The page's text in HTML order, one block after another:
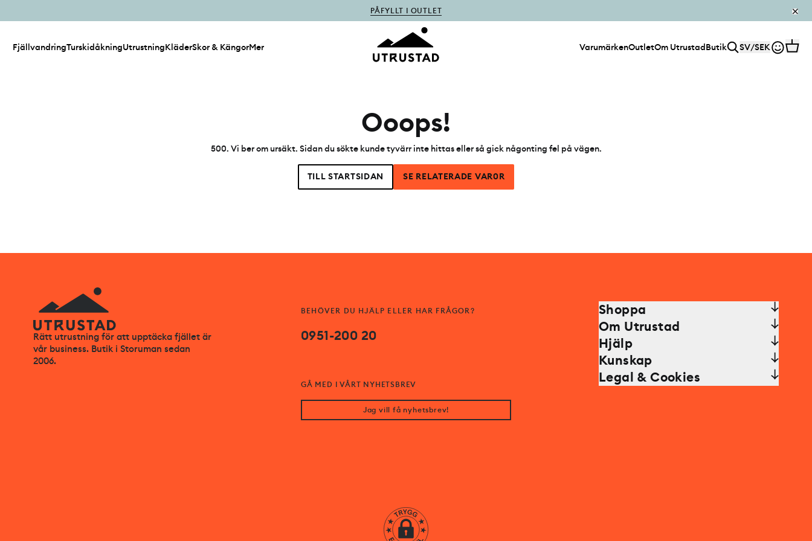
PÅFYLLT I OUTLET
FjällvandringTurskidåkningUtrustningKläderSkor & KängorMer VarumärkenOutletOm UtrustadButik SV/SEK
Ooops!
500. Vi ber om ursäkt. Sidan du sökte kunde tyvärr inte hittas eller så gick någonting fel på vägen.
TILL STARTSIDAN SE RELATERADE VAR0R
Rätt utrustning för att upptäcka fjället är
vår business. Butik i Storuman sedan
2006.
BEHÖVER DU HJÄLP ELLER HAR FRÅGOR?
0951-200 20
GÅ MED I VÅRT NYHETSBREV
Jag vill få nyhetsbrev!
Shoppa
Om Utrustad
Hjälp
Kunskap
Legal & Cookies